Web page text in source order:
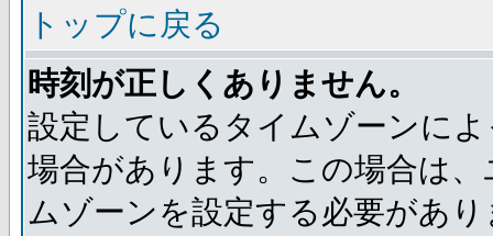
トップに戻る
時刻が正しくありません。
設定しているタイムゾーンに
場合があります。この場合は
ムゾーンを設定する必要があ